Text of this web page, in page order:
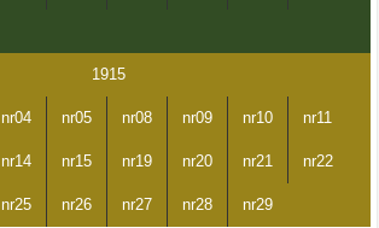
1915
nr04 nr05 nr08 nr09 nr10 nr11
nr14 nr15 nr19 nr20 nr21 nr22
nr25 nr26 nr27 nr28 nr29